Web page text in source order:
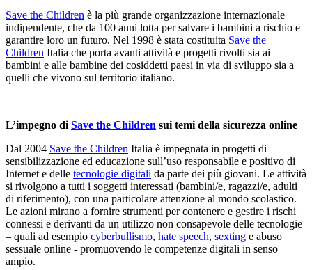
Save the Children è la più grande organizzazione internazionale
indipendente, che da 100 anni lotta per salvare i bambini a rischio e
garantire loro un futuro. Nel 1998 è stata costituita Save the
Children Italia che porta avanti attività e progetti rivolti sia ai
bambini e alle bambine dei cosiddetti paesi in via di sviluppo sia a
quelli che vivono sul territorio italiano.
L’impegno di Save the Children sui temi della sicurezza online
Dal 2004 Save the Children Italia è impegnata in progetti di
sensibilizzazione ed educazione sull’uso responsabile e positivo di
Internet e delle tecnologie digitali da parte dei più giovani. Le attività
si rivolgono a tutti i soggetti interessati (bambini/e, ragazzi/e, adulti
di riferimento), con una particolare attenzione al mondo scolastico.
Le azioni mirano a fornire strumenti per contenere e gestire i rischi
connessi e derivanti da un utilizzo non consapevole delle tecnologie
– quali ad esempio cyberbullismo, hate speech, sexting e abuso
sessuale online - promuovendo le competenze digitali in senso
ampio.